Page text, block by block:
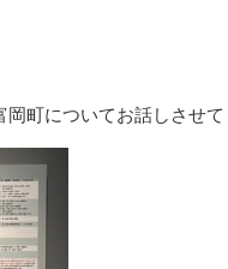
町についてお話しさせ